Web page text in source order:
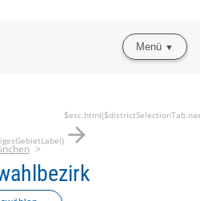
Menü
arrow_forward